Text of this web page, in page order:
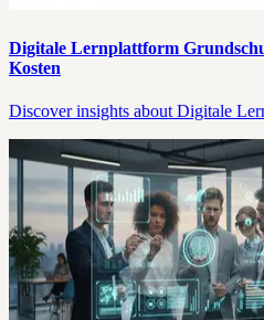
Digitale Lernplattform
Kosten
Discover insights about Digitale